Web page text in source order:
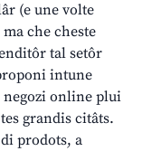
(e une volte
che cheste
tal setôr
intune
online plui
grandis citâts.
prodots, a